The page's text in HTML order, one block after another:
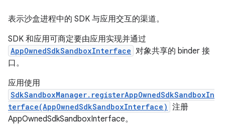
表示沙盒进程中的 SDK 与应用交互的渠道。
SDK 和应用可商定要由应用实现并通过
AppOwnedSdkSandboxInterface 对象共享的 binder 接
口。
应用使用
SdkSandboxManager.registerAppOwnedSdkSandboxIn
terface(AppOwnedSdkSandboxInterface) 注册
AppOwnedSdkSandboxInterface。